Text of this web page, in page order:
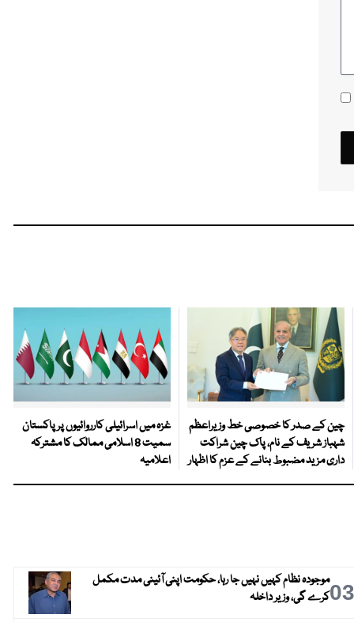
چین کے صدر کا خصوصی خط وزیراعظم
شہباز شریف کے نام، پاک چین شراکت
داری مزید مضبوط بنانے کے عزم کا اظہار
غزہ میں اسرائیلی کارروائیوں پر پاکستان
سمیت 8 اسلامی ممالک کا مشترکہ
اعلامیہ
03موجودہ نظام کہیں نہیں جا رہا، حکومت اپنی آئینی مدت مکمل
کرے گی، وزیر داخلہ